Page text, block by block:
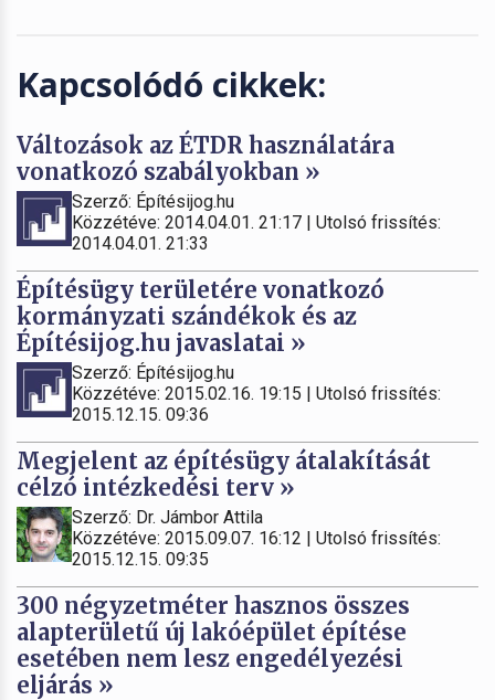
Kapcsolódó cikkek:
Változások az ÉTDR használatára
vonatkozó szabályokban »
Szerző: Építésijog.hu
Közzétéve: 2014.04.01. 21:17 | Utolsó frissítés:
2014.04.01. 21:33
Építésügy területére vonatkozó
kormányzati szándékok és az
Építésijog.hu javaslatai »
Szerző: Építésijog.hu
Közzétéve: 2015.02.16. 19:15 | Utolsó frissítés:
2015.12.15. 09:36
Megjelent az építésügy átalakítását
célzó intézkedési terv »
Szerző: Dr. Jámbor Attila
Közzétéve: 2015.09.07. 16:12 | Utolsó frissítés:
2015.12.15. 09:35
300 négyzetméter hasznos összes
alapterületű új lakóépület építése
esetében nem lesz engedélyezési
eljárás »